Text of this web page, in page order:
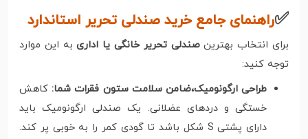
✅راهنمای جامع خرید صندلی تحریر استاندارد
برای انتخاب بهترینصندلی تحریر خانگی یا اداریبه این موارد
توجه کنید:
طراحی ارگونومیک،ضامن سلامت ستون فقرات شما: کاهش
خستگی و دردهای عضلانی. یک صندلی ارگونومیک باید
دارای پشتی S شکل باشد تا گودی کمر را به خوبی پر کند.